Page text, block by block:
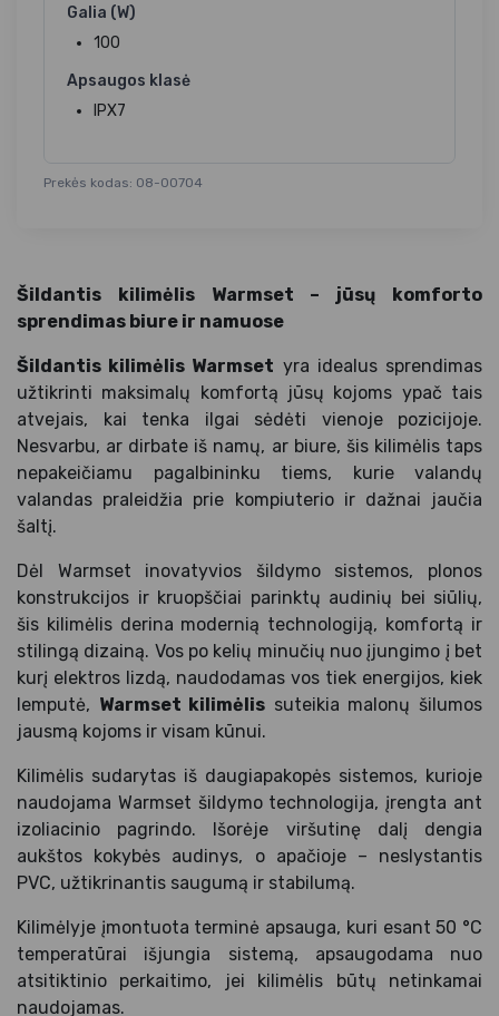
Galia (W)
100
Apsaugos klasė
IPX7
Prekės kodas: 08-00704
Šildantis kilimėlis Warmset – jūsų komforto
sprendimas biure ir namuose
Šildantis kilimėlis Warmset yra idealus sprendimas
užtikrinti maksimalų komfortą jūsų kojoms ypač tais
atvejais, kai tenka ilgai sėdėti vienoje pozicijoje.
Nesvarbu, ar dirbate iš namų, ar biure, šis kilimėlis taps
nepakeičiamu pagalbininku tiems, kurie valandų
valandas praleidžia prie kompiuterio ir dažnai jaučia
šaltį.
Dėl Warmset inovatyvios šildymo sistemos, plonos
konstrukcijos ir kruopščiai parinktų audinių bei siūlių,
šis kilimėlis derina modernią technologiją, komfortą ir
stilingą dizainą. Vos po kelių minučių nuo įjungimo į bet
kurį elektros lizdą, naudodamas vos tiek energijos, kiek
lemputė, Warmset kilimėlis suteikia malonų šilumos
jausmą kojoms ir visam kūnui.
Kilimėlis sudarytas iš daugiapakopės sistemos, kurioje
naudojama Warmset šildymo technologija, įrengta ant
izoliacinio pagrindo. Išorėje viršutinę dalį dengia
aukštos kokybės audinys, o apačioje – neslystantis
PVC, užtikrinantis saugumą ir stabilumą.
Kilimėlyje įmontuota terminė apsauga, kuri esant 50 °C
temperatūrai išjungia sistemą, apsaugodama nuo
atsitiktinio perkaitimo, jei kilimėlis būtų netinkamai
naudojamas.